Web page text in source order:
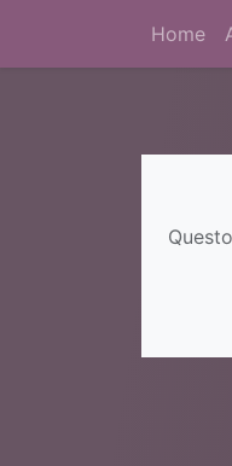
Home